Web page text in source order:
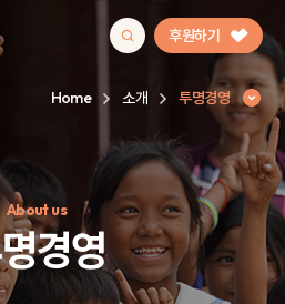
후원하기
#캠페인#팬덤후원
Home 소개 투명경영
About us
경영